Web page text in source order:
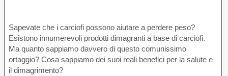
Sapevate che i carciofi possono aiutare a perdere peso?
Esistono innumerevoli prodotti dimagranti a base di carciofi.
Ma quanto sappiamo davvero di questo comunissimo
ortaggio? Cosa sappiamo dei suoi reali benefici per la salute e
il dimagrimento?